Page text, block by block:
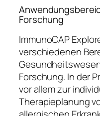
Forschung
ImmunoCAP
verschiedenen
Forschung. In der
vor allem zur
Therapieplanung